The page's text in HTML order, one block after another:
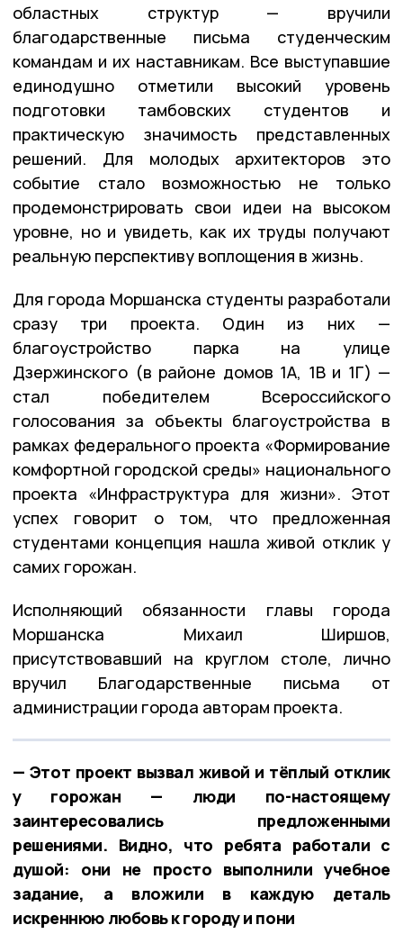
областных структур — вручили
благодарственные письма студенческим
командам и их наставникам. Все выступавшие
единодушно отметили высокий уровень
подготовки тамбовских студентов и
практическую значимость представленных
решений. Для молодых архитекторов это
событие стало возможностью не только
продемонстрировать свои идеи на высоком
уровне, но и увидеть, как их труды получают
реальную перспективу воплощения в жизнь.
Для города Моршанска студенты разработали
сразу три проекта. Один из них —
благоустройство парка на улице
Дзержинского (в районе домов 1А, 1В и 1Г) —
стал победителем Всероссийского
голосования за объекты благоустройства в
рамках федерального проекта «Формирование
комфортной городской среды» национального
проекта «Инфраструктура для жизни». Этот
успех говорит о том, что предложенная
студентами концепция нашла живой отклик у
самих горожан.
Исполняющий обязанности главы города
Моршанска Михаил Ширшов,
присутствовавший на круглом столе, лично
вручил Благодарственные письма от
администрации города авторам проекта.
— Этот проект вызвал живой и тёплый отклик
у горожан — люди по-настоящему
заинтересовались предложенными
решениями. Видно, что ребята работали с
душой: они не просто выполнили учебное
задание, а вложили в каждую деталь
искреннюю любовь к городу и пони